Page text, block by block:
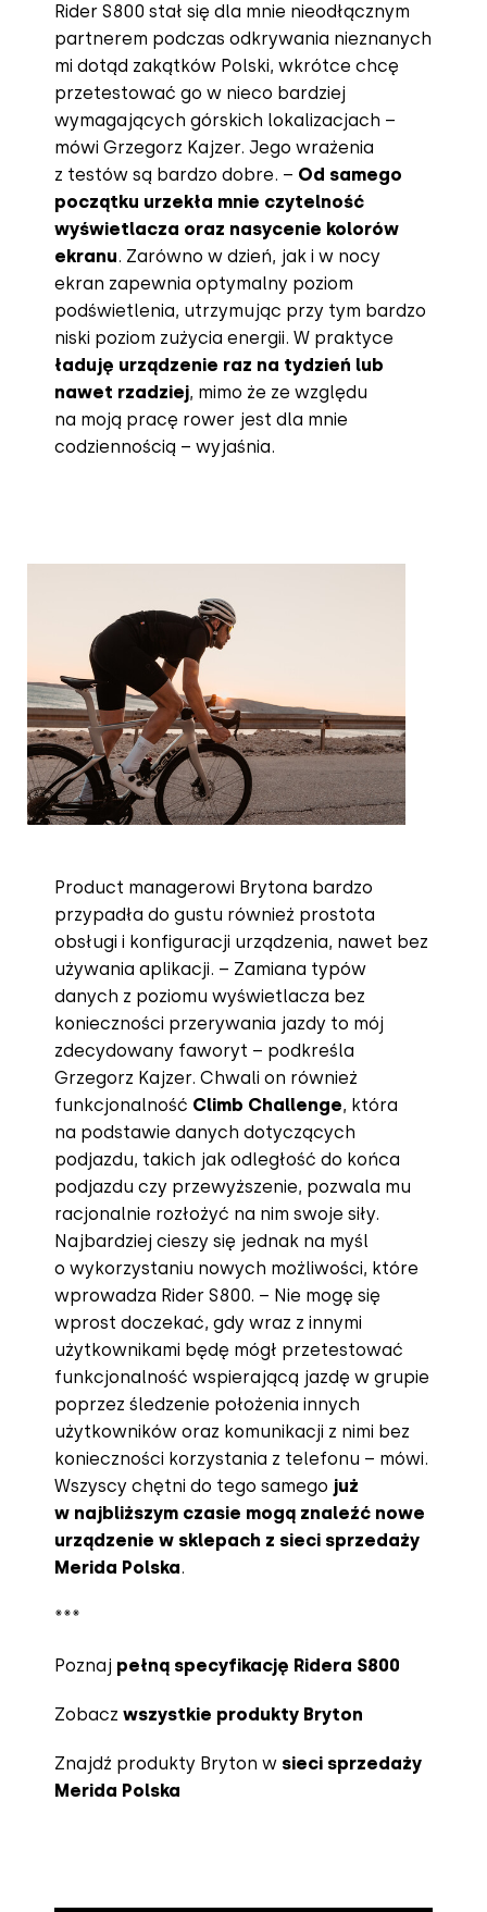
Rider S800 stał się dla mnie nieodłącznym
partnerem podczas odkrywania nieznanych
mi dotąd zakątków Polski, wkrótce chcę
przetestować go w nieco bardziej
wymagających górskich lokalizacjach –
mówi Grzegorz Kajzer. Jego wrażenia
z testów są bardzo dobre. – Od samego
początku urzekła mnie czytelność
wyświetlacza oraz nasycenie kolorów
ekranu. Zarówno w dzień, jak i w nocy
ekran zapewnia optymalny poziom
podświetlenia, utrzymując przy tym bardzo
niski poziom zużycia energii. W praktyce
ładuję urządzenie raz na tydzień lub
nawet rzadziej, mimo że ze względu
na moją pracę rower jest dla mnie
codziennością – wyjaśnia.
Product managerowi Brytona bardzo
przypadła do gustu również prostota
obsługi i konfiguracji urządzenia, nawet bez
używania aplikacji. – Zamiana typów
danych z poziomu wyświetlacza bez
konieczności przerywania jazdy to mój
zdecydowany faworyt – podkreśla
Grzegorz Kajzer. Chwali on również
funkcjonalność Climb Challenge, która
na podstawie danych dotyczących
podjazdu, takich jak odległość do końca
podjazdu czy przewyższenie, pozwala mu
racjonalnie rozłożyć na nim swoje siły.
Najbardziej cieszy się jednak na myśl
o wykorzystaniu nowych możliwości, które
wprowadza Rider S800. – Nie mogę się
wprost doczekać, gdy wraz z innymi
użytkownikami będę mógł przetestować
funkcjonalność wspierającą jazdę w grupie
poprzez śledzenie położenia innych
użytkowników oraz komunikacji z nimi bez
konieczności korzystania z telefonu – mówi.
Wszyscy chętni do tego samego już
w najbliższym czasie mogą znaleźć nowe
urządzenie w sklepach z sieci sprzedaży
Merida Polska.
***
Poznaj pełną specyfikację Ridera S800
Zobacz wszystkie produkty Bryton
Znajdź produkty Bryton w sieci sprzedaży
Merida Polska